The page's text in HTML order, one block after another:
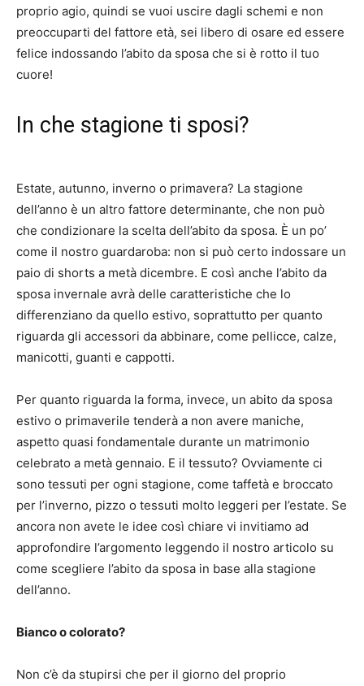
proprio agio, quindi se vuoi uscire dagli schemi e non
preoccuparti del fattore età, sei libero di osare ed essere
felice indossando l’abito da sposa che si è rotto il tuo
cuore!
In che stagione ti sposi?
Estate, autunno, inverno o primavera? La stagione
dell’anno è un altro fattore determinante, che non può
che condizionare la scelta dell’abito da sposa. È un po’
come il nostro guardaroba: non si può certo indossare un
paio di shorts a metà dicembre. E così anche l’abito da
sposa invernale avrà delle caratteristiche che lo
differenziano da quello estivo, soprattutto per quanto
riguarda gli accessori da abbinare, come pellicce, calze,
manicotti, guanti e cappotti.
Per quanto riguarda la forma, invece, un abito da sposa
estivo o primaverile tenderà a non avere maniche,
aspetto quasi fondamentale durante un matrimonio
celebrato a metà gennaio. E il tessuto? Ovviamente ci
sono tessuti per ogni stagione, come taffetà e broccato
per l’inverno, pizzo o tessuti molto leggeri per l’estate. Se
ancora non avete le idee così chiare vi invitiamo ad
approfondire l’argomento leggendo il nostro articolo su
come scegliere l’abito da sposa in base alla stagione
dell’anno.
Bianco o colorato?
Non c’è da stupirsi che per il giorno del proprio